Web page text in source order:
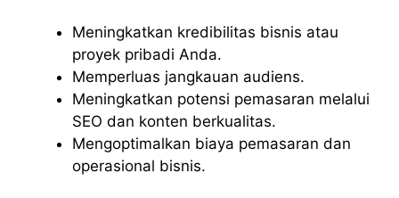
Meningkatkan kredibilitas bisnis atau
proyek pribadi Anda.
Memperluas jangkauan audiens.
Meningkatkan potensi pemasaran melalui
SEO dan konten berkualitas.
Mengoptimalkan biaya pemasaran dan
operasional bisnis.